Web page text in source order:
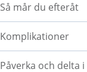
Så mår du efteråt
Komplikationer
Påverka och delta